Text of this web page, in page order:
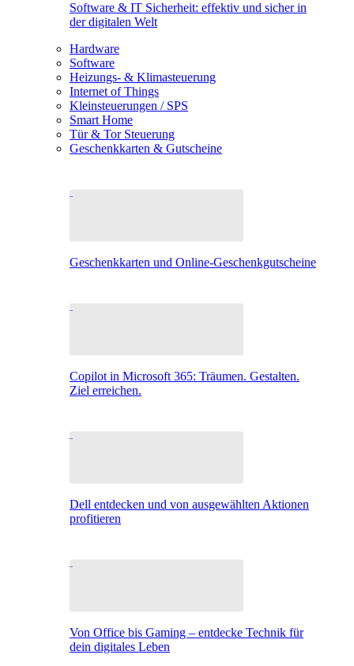
Software & IT Sicherheit: effektiv und sicher in
der digitalen Welt
Hardware
Software
Heizungs- & Klimasteuerung
Internet of Things
Kleinsteuerungen / SPS
Smart Home
Tür & Tor Steuerung
Geschenkkarten & Gutscheine
Geschenkkarten und Online-Geschenkgutscheine
Copilot in Microsoft 365: Träumen. Gestalten.
Ziel erreichen.
Dell entdecken und von ausgewählten Aktionen
profitieren
Von Office bis Gaming – entdecke Technik für
dein digitales Leben